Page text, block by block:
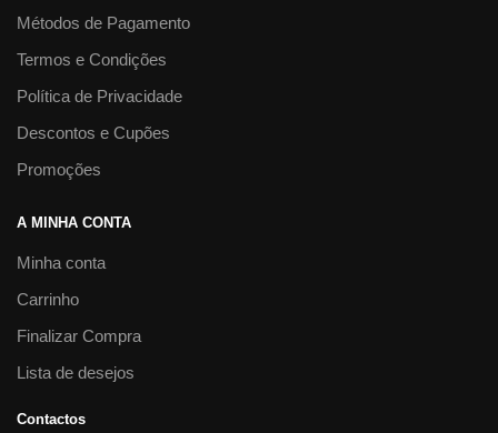
Métodos de Pagamento
Termos e Condições
Política de Privacidade
Descontos e Cupões
Promoções
A MINHA CONTA
Minha conta
Carrinho
Finalizar Compra
Lista de desejos
Contactos